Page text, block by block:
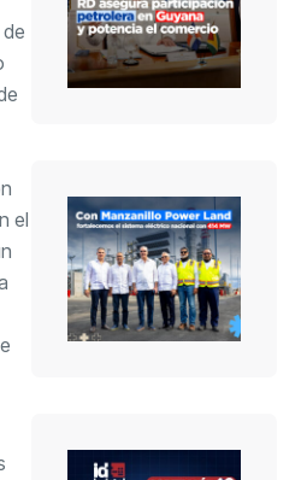
el